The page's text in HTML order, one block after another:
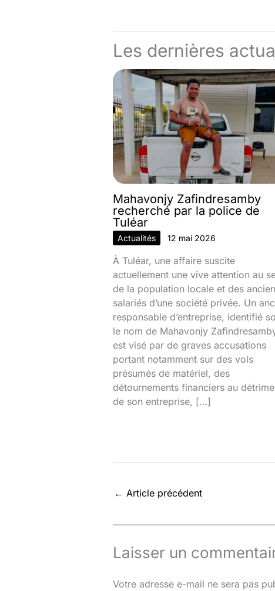
Les dernières
Mahavonjy Zafindresamby
recherché par la police de
Tuléar
Actualités 12 mai 2026
À Tuléar, une affaire suscite
actuellement une vive attention au
de la population locale et des
salariés d’une société privée. Un
responsable d’entreprise, identifié
le nom de Mahavonjy
est visé par de graves accusations
portant notamment sur des vols
présumés de matériel, des
détournements financiers au
de son entreprise, […]
← Article précédent
Laisser un
Votre adresse e-mail ne sera pas